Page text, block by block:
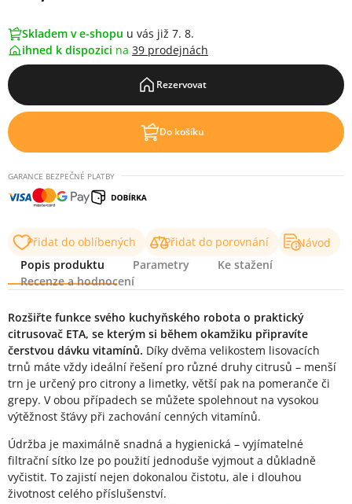
Skladem v e-shopu u vás již 7. 8.
ihned k dispozici na 39 prodejnách
Rezervovat
Do košíku
GARANCE BEZPEČNÉ PLATBY
Přidat do oblíbených Přidat do porovnání
Návod
Popis produktu
Parametry
Ke stažení
Recenze a hodnocení
Popis produktu
Rozšiřte funkce svého kuchyňského robota o praktický
citrusovač ETA, se kterým si během okamžiku připravíte
čerstvou dávku vitamínů. Díky dvěma velikostem lisovacích
trnů máte vždy ideální řešení pro různé druhy citrusů – menší
trn je určený pro citrony a limetky, větší pak na pomeranče či
grepy. V obou případech se můžete spolehnout na vysokou
výtěžnost šťávy při zachování cenných vitamínů.
Údržba je maximálně snadná a hygienická – vyjímatelné
filtrační sítko lze po použití jednoduše vyjmout a důkladně
vyčistit. To zajistí nejen dokonalou čistotu, ale i dlouhou
životnost celého příslušenství.